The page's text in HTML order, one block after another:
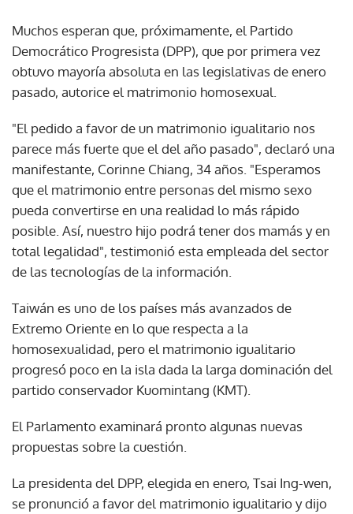
Muchos esperan que, próximamente, el Partido
Democrático Progresista (DPP), que por primera vez
obtuvo mayoría absoluta en las legislativas de enero
pasado, autorice el matrimonio homosexual.
"El pedido a favor de un matrimonio igualitario nos
parece más fuerte que el del año pasado", declaró una
manifestante, Corinne Chiang, 34 años. "Esperamos
que el matrimonio entre personas del mismo sexo
pueda convertirse en una realidad lo más rápido
posible. Así, nuestro hijo podrá tener dos mamás y en
total legalidad", testimonió esta empleada del sector
de las tecnologías de la información.
Taiwán es uno de los países más avanzados de
Extremo Oriente en lo que respecta a la
homosexualidad, pero el matrimonio igualitario
progresó poco en la isla dada la larga dominación del
partido conservador Kuomintang (KMT).
El Parlamento examinará pronto algunas nuevas
propuestas sobre la cuestión.
La presidenta del DPP, elegida en enero, Tsai Ing-wen,
se pronunció a favor del matrimonio igualitario y dijo